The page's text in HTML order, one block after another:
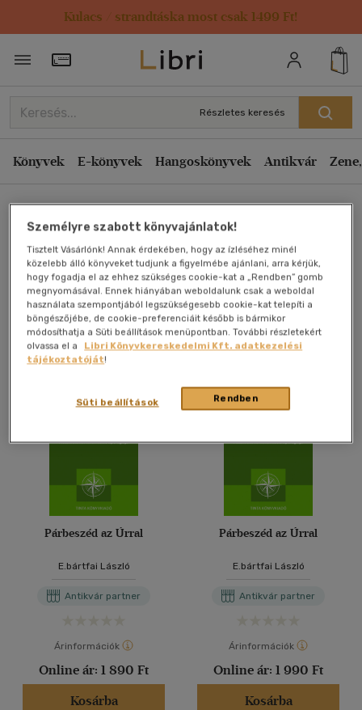
Kulacs / strandtáska most csak 1499 Ft!
Törzsvásárlói Kártya adatai
Részletes keresés
Könyvek E-könyvek Hangoskönyvek Antikvár
Párbeszéd az Úrral
E.bártfai László
Antikvár könyv (2db)
Párbeszéd az Úrral
E.bártfai László
Antikvár partner
Árinformációk
Online ár: 1 890 Ft
Kosárba
Párbeszéd az Úrral
E.bártfai László
Antikvár partner
Árinformációk
Online ár: 1 990 Ft
Kosárba
Személyre szabott könyvajánlatok!
Tisztelt Vásárlónk! Annak érdekében, hogy az ízléséhez minél
közelebb álló könyveket tudjunk a figyelmébe ajánlani, arra kérjük,
hogy fogadja el az ehhez szükséges cookie-kat a „Rendben” gomb
megnyomásával. Ennek hiányában weboldalunk csak a weboldal
használata szempontjából legszükségesebb cookie-kat telepíti a
böngészőjébe, de cookie-preferenciáit később is bármikor
módosíthatja a Süti beállítások menüpontban. További részletekért
olvassa el a
Libri Könyvkereskedelmi Kft. adatkezelési
tájékoztatóját!
Rendben
Süti beállítások